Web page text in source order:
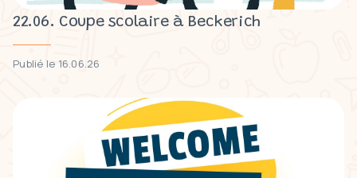
22.06. Coupe scolaire à Beckerich
Publié le 16.06.26